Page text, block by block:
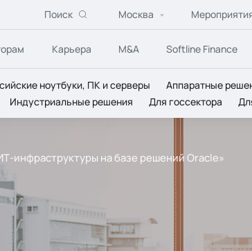
Поиск Москва
Карьера M&A Softline Finance
ноутбуки, ПК и серверы Аппаратные
Индустриальные решения Для госсектора
инфраструктуры на базе решений Oracle»